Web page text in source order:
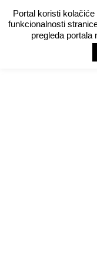
Portal koristi
funkcionalnosti
pregleda portala